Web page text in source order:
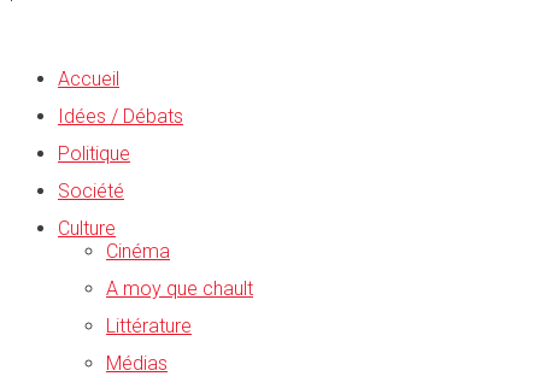
Accueil
Idées / Débats
Politique
Société
Culture
Cinéma
A moy que chault
Littérature
Médias